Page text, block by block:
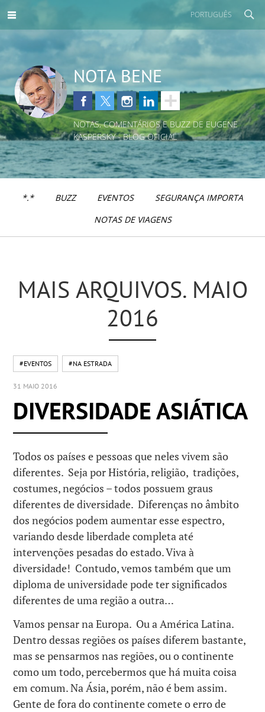
PORTUGUÊS
NOTA BENE
NOTAS, COMENTÁRIOS E BUZZ DE EUGENE
KASPERSKY - BLOG OFICIAL
*.* BUZZ EVENTOS
SEGURANÇA IMPORTA
NOTAS DE VIAGENS
MAIS ARQUIVOS. MAIO
2016
#EVENTOS #NA ESTRADA
31 MAIO 2016
DIVERSIDADE ASIÁTICA
Todos os países e pessoas que neles vivem são
diferentes. Seja por História, religião, tradições,
costumes, negócios – todos possuem graus
diferentes de diversidade. Diferenças no âmbito
dos negócios podem aumentar esse espectro,
variando desde liberdade completa até
intervenções pesadas do estado. Viva à
diversidade! Contudo, vemos também que um
diploma de universidade pode ter significados
diferentes de uma região a outra…
Vamos pensar na Europa. Ou a América Latina.
Dentro dessas regiões os países diferem bastante,
mas se pensarmos nas regiões, ou o continente
como um todo, percebermos que há muita coisa
em comum. Na Ásia, porém, não é bem assim.
Gente de fora do continente comete o erro de